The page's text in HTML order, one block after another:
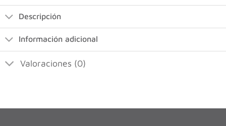
Descripción
Información adicional
Valoraciones (0)